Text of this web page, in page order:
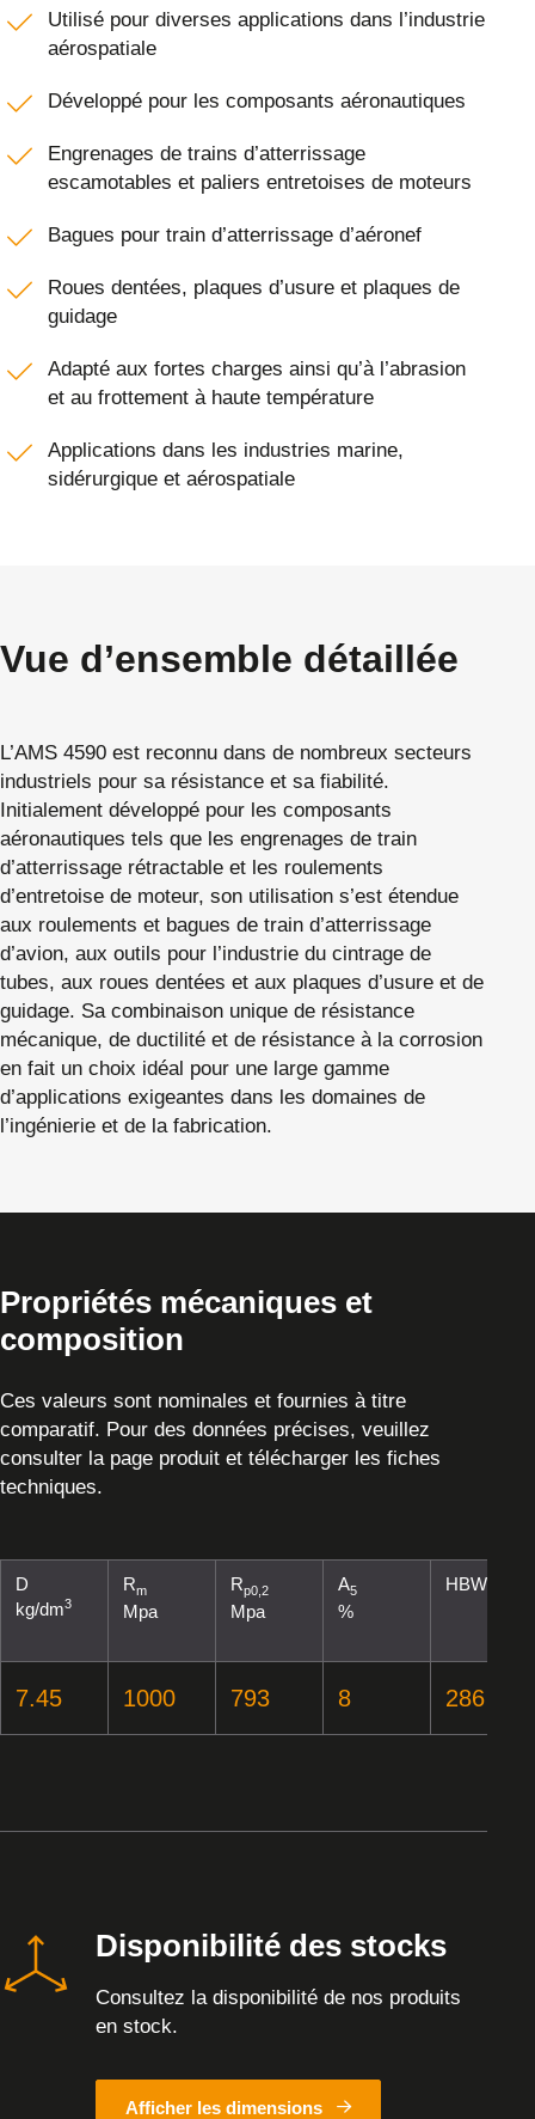
Utilisé pour diverses applications dans l’industrie
aérospatiale
Développé pour les composants aéronautiques
Engrenages de trains d’atterrissage
escamotables et paliers entretoises de moteurs
Bagues pour train d’atterrissage d’aéronef
Roues dentées, plaques d’usure et plaques de
guidage
Adapté aux fortes charges ainsi qu’à l’abrasion
et au frottement à haute température
Applications dans les industries marine,
sidérurgique et aérospatiale
Vue d’ensemble détaillée
L’AMS 4590 est reconnu dans de nombreux secteurs
industriels pour sa résistance et sa fiabilité.
Initialement développé pour les composants
aéronautiques tels que les engrenages de train
d’atterrissage rétractable et les roulements
d’entretoise de moteur, son utilisation s’est étendue
aux roulements et bagues de train d’atterrissage
d’avion, aux outils pour l’industrie du cintrage de
tubes, aux roues dentées et aux plaques d’usure et de
guidage. Sa combinaison unique de résistance
mécanique, de ductilité et de résistance à la corrosion
en fait un choix idéal pour une large gamme
d’applications exigeantes dans les domaines de
l’ingénierie et de la fabrication.
Propriétés mécaniques et
composition
Ces valeurs sont nominales et fournies à titre
comparatif. Pour des données précises, veuillez
consulter la page produit et télécharger les fiches
techniques.
D
kg/dm3
Rm
Mpa
Rp0,2
Mpa
A5
%
HBW
7.45 1000 793 8 286
Disponibilité des stocks
Consultez la disponibilité de nos produits
en stock.
Afficher les dimensions